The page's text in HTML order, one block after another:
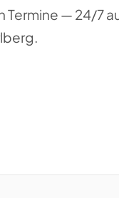
Termine — 24/7